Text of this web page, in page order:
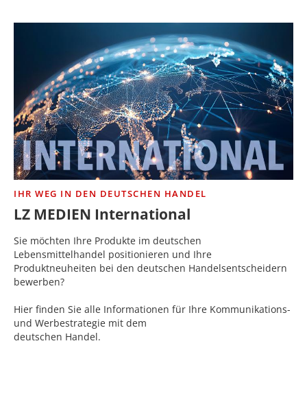
IHR WEG IN DEN DEUTSCHEN HANDEL
LZ MEDIEN International
Sie möchten Ihre Produkte im deutschen
Lebensmittelhandel positionieren und Ihre
Produktneuheiten bei den deutschen Handelsentscheidern
bewerben?
Hier finden Sie alle Informationen für Ihre Kommunikations-
und Werbestrategie mit dem
deutschen Handel.